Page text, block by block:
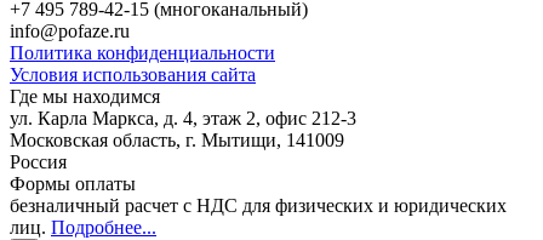
+7 495 789-42-15 (многоканальный)
info@pofaze.ru
Политика конфиденциальности
Условия использования сайта
Где мы находимся
ул. Карла Маркса, д. 4, этаж 2, офис 212-3
Московская область, г. Мытищи, 141009
Россия
Формы оплаты
безналичный расчет с НДС для физических и юридических
лиц. Подробнее...